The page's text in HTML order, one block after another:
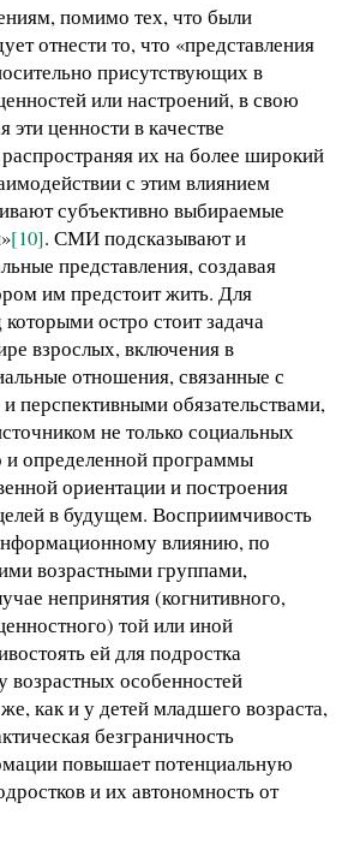
помимо тех, что были
отнести то, что «представления
присутствующих в
или настроений, в свою
эти ценности в качестве
их на более широкий
с этим влиянием
субъективно выбираемые
[10]. СМИ подсказывают и
представления, создавая
им предстоит жить. Для
остро стоит задача
взрослых, включения в
отношения, связанные с
перспективными обязательствами,
не только социальных
и определенной программы
ориентации и построения
в будущем. Восприимчивость
влиянию, по
возрастными группами,
непринятия (когнитивного,
той или иной
ей для подростка
возрастных особенностей
как и у детей младшего возраста,
безграничность
повышает потенциальную
и их автономность от